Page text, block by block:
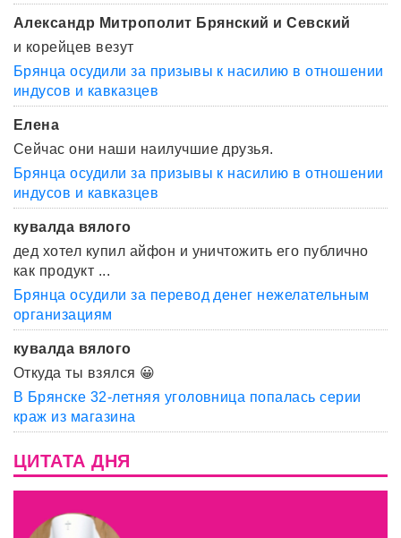
Александр Митрополит Брянский и Севский
и корейцев везут
Брянца осудили за призывы к насилию в отношении
индусов и кавказцев
Елена
Сейчас они наши наилучшие друзья.
Брянца осудили за призывы к насилию в отношении
индусов и кавказцев
кувалда вялого
дед хотел купил айфон и уничтожить его публично
как продукт ...
Брянца осудили за перевод денег нежелательным
организациям
кувалда вялого
Откуда ты взялся 😀
В Брянске 32-летняя уголовница попалась серии
краж из магазина
ЦИТАТА ДНЯ